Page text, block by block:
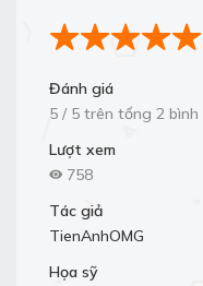
Đánh giá
5 / 5 trên tổng 2 bình
Lượt xem
758
Tác giả
TienAnhOMG
Họa sỹ